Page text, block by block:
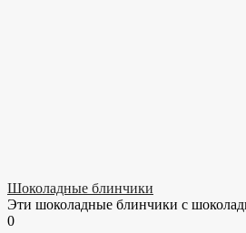
Шоколадные блинчики
Эти шоколадные блинчики с
0